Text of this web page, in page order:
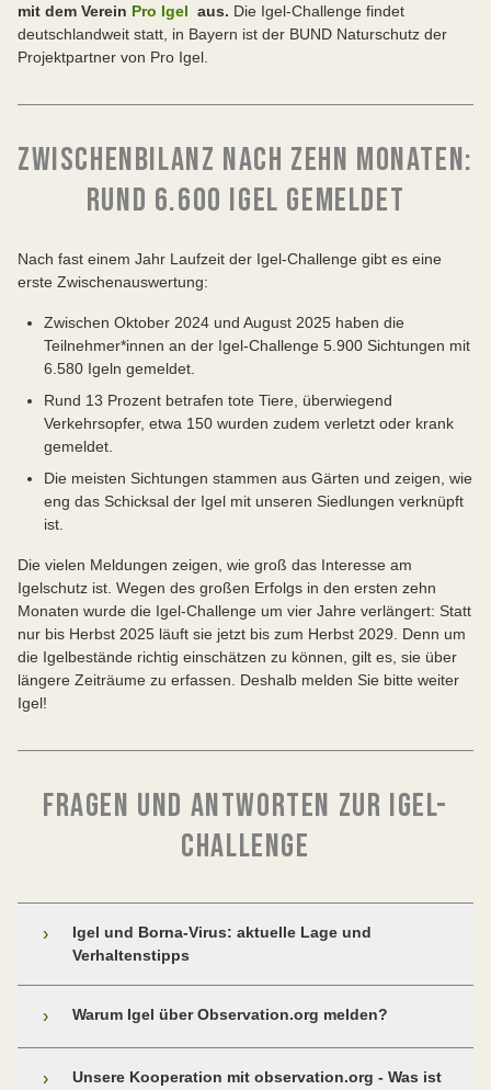
mit dem Verein Pro Igel aus. Die Igel-Challenge findet
deutschlandweit statt, in Bayern ist der BUND Naturschutz der
Projektpartner von Pro Igel.
ZWISCHENBILANZ NACH ZEHN MONATEN:
RUND 6.600 IGEL GEMELDET
Nach fast einem Jahr Laufzeit der Igel-Challenge gibt es eine
erste Zwischenauswertung:
Zwischen Oktober 2024 und August 2025 haben die
Teilnehmer*innen an der Igel-Challenge 5.900 Sichtungen mit
6.580 Igeln gemeldet.
Rund 13 Prozent betrafen tote Tiere, überwiegend
Verkehrsopfer, etwa 150 wurden zudem verletzt oder krank
gemeldet.
Die meisten Sichtungen stammen aus Gärten und zeigen, wie
eng das Schicksal der Igel mit unseren Siedlungen verknüpft
ist.
Die vielen Meldungen zeigen, wie groß das Interesse am
Igelschutz ist. Wegen des großen Erfolgs in den ersten zehn
Monaten wurde die Igel-Challenge um vier Jahre verlängert: Statt
nur bis Herbst 2025 läuft sie jetzt bis zum Herbst 2029. Denn um
die Igelbestände richtig einschätzen zu können, gilt es, sie über
längere Zeiträume zu erfassen. Deshalb melden Sie bitte weiter
Igel!
FRAGEN UND ANTWORTEN ZUR IGEL-
CHALLENGE
›
Igel und Borna-Virus: aktuelle Lage und
Verhaltenstipps
Bei mehreren Igeln in Bayern ist das Bornavirus
Hirnhautentzündung aus, die bei den Tieren meist
› Warum Igel über Observation.org melden?
Observation.orgist eine europäische
›
Unsere Kooperation mit observation.org - Was ist